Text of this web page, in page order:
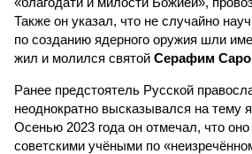
Также он указал, что не случайно
по созданию ядерного оружия шли
жил и молился святой Серафим
Ранее предстоятель Русской
неоднократно высказывался на тему
Осенью 2023 года он отмечал, что
советскими учёными по